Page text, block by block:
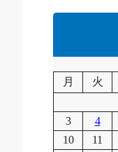
c
月
火
3
4
10
11